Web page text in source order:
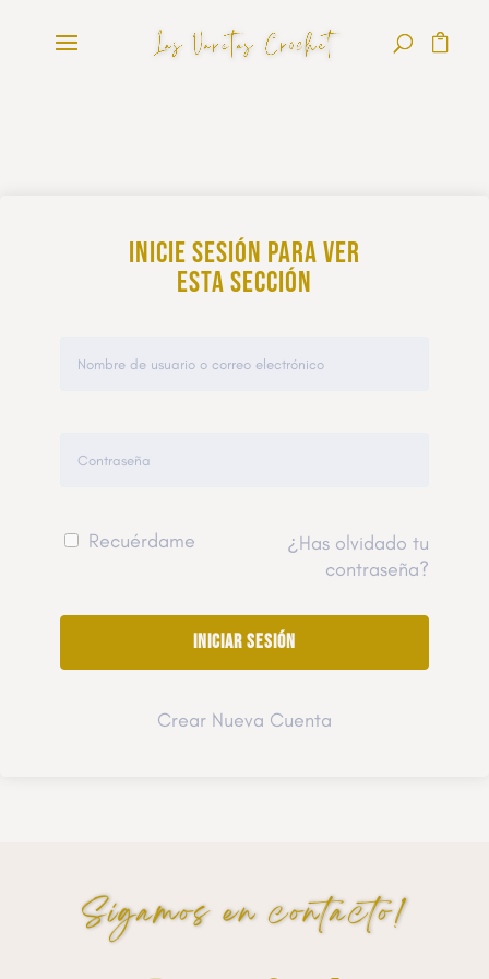
Inicie sesión para ver
esta sección
Recuérdame
¿Has olvidado tu
contraseña?
Crear Nueva Cuenta
Sigamos en contacto!